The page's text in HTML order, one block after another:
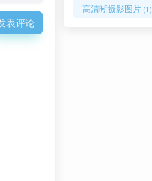
表评论
高清晰摄影图片(1)